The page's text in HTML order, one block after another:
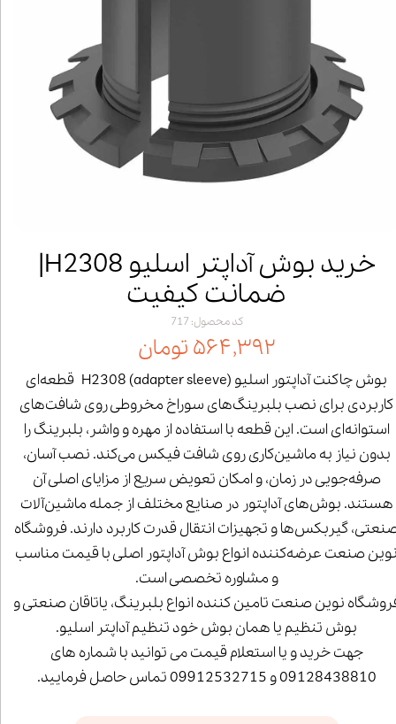
خرید بوش آداپتر اسلیو H2308|
ضمانت کیفیت
کد محصول: 717
۵۶۴,۳۹۲ تومان
بوش چاکنت آداپتور اسلیو (adapter sleeve) H2308 قطعه‌ای
کاربردی برای نصب بلبرینگ‌های سوراخ مخروطی روی شافت‌های
استوانه‌ای است. این قطعه با استفاده از مهره و واشر، بلبرینگ را
بدون نیاز به ماشین‌کاری روی شافت فیکس می‌کند. نصب آسان،
صرفه‌جویی در زمان، و امکان تعویض سریع از مزایای اصلی آن
هستند. بوش‌های آداپتور در صنایع مختلف از جمله ماشین‌آلات
گیربکس‌ها و تجهیزات انتقال قدرت کاربرد دارند. فروشگاه
صنعت عرضه‌کننده انواع بوش آداپتور اصلی با قیمت مناسب
و مشاوره تخصصی است.
نوین صنعت تامین کننده انواع بلبرینگ، یاتاقان صنعتی و
بوش تنظیم یا همان بوش خود تنظیم آداپتر اسلیو.
جهت خرید و یا استعلام قیمت می توانید با شماره های
09128438810 و 09912532715 تماس حاصل فرمایید.